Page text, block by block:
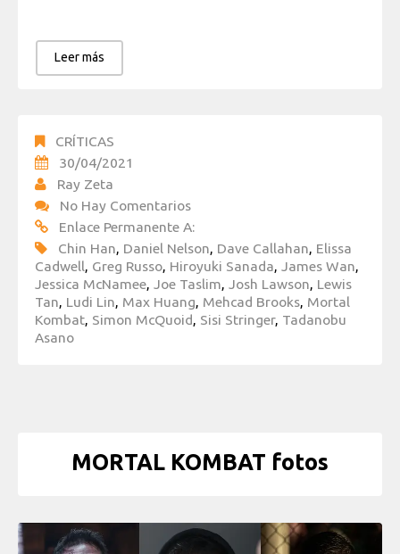
Leer más
CRÍTICAS
30/04/2021
Ray Zeta
No Hay Comentarios
Enlace Permanente A:
Chin Han, Daniel Nelson, Dave Callahan, Elissa
Cadwell, Greg Russo, Hiroyuki Sanada, James Wan,
Jessica McNamee, Joe Taslim, Josh Lawson, Lewis
Tan, Ludi Lin, Max Huang, Mehcad Brooks, Mortal
Kombat, Simon McQuoid, Sisi Stringer, Tadanobu
Asano
MORTAL KOMBAT fotos